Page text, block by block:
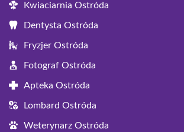
Kwiaciarnia Ostróda
Dentysta Ostróda
Fryzjer Ostróda
Fotograf Ostróda
Apteka Ostróda
Lombard Ostróda
Weterynarz Ostróda